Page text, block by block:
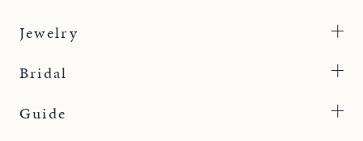
Jewelry
Bridal
Guide